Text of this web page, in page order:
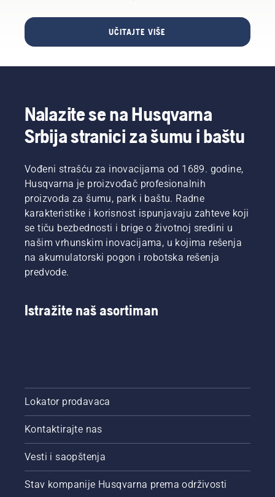
za svoju
Husqvarna
NAPOMENA!
Nov
ima
koga
treba
češće
zategnutost.
UČITAJTE VIŠE
Nalazite se na Husqvarna
Srbija stranici za šumu i baštu
Vođeni strašću za inovacijama od 1689. godine,
Husqvarna je proizvođač profesionalnih
proizvoda za šumu, park i baštu. Radne
karakteristike i korisnost ispunjavaju zahteve koji
se tiču bezbednosti i brige o životnoj sredini u
našim vrhunskim inovacijama, u kojima rešenja
na akumulatorski pogon i robotska rešenja
predvode.
Istražite naš asortiman
Lokator prodavaca
Kontaktirajte nas
Vesti i saopštenja
Stav kompanije Husqvarna prema održivosti